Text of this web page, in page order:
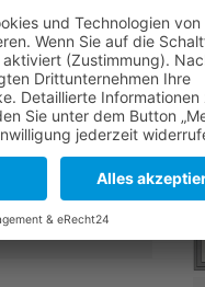
alle
je 60,00 €